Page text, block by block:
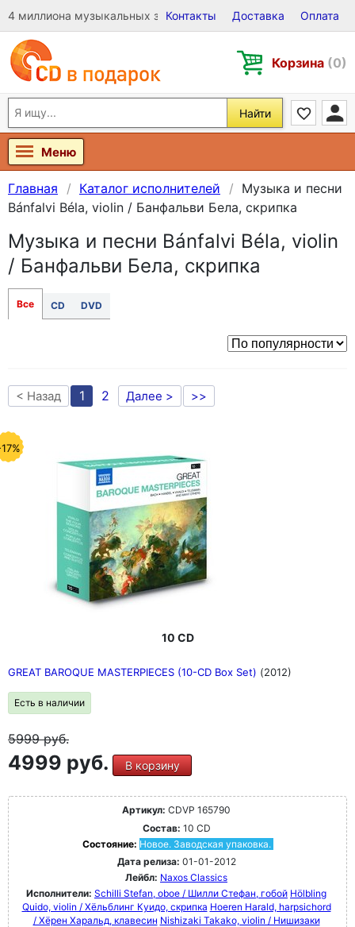
4 миллиона музыкальных записей на Виниле, CD и DVD
Контакты Доставка Оплата
Корзина (0)
Найти
Меню
Главная Каталог исполнителей
Музыка и песни
Bánfalvi Béla, violin / Банфальви Бела, скрипка
Музыка и песни Bánfalvi Béla, violin
/ Банфальви Бела, скрипка
Все CD DVD
< Назад 1 2 Далее > >>
10 CD
GREAT BAROQUE MASTERPIECES (10-CD Box Set) (2012)
Есть в наличии
5999руб.
4999 руб. В корзину
Артикул: CDVP 165790
Состав: 10 CD
Состояние: Новое. Заводская упаковка.
Дата релиза: 01-01-2012
Лейбл: Naxos Classics
Исполнители: Schilli Stefan, oboe / Шилли Стефан, гобой Hölbling
Quido, violin / Хёльблинг Куидо, скрипка Hoeren Harald, harpsichord
/ Хёрен Харальд, клавесин Nishizaki Takako, violin / Нишизаки